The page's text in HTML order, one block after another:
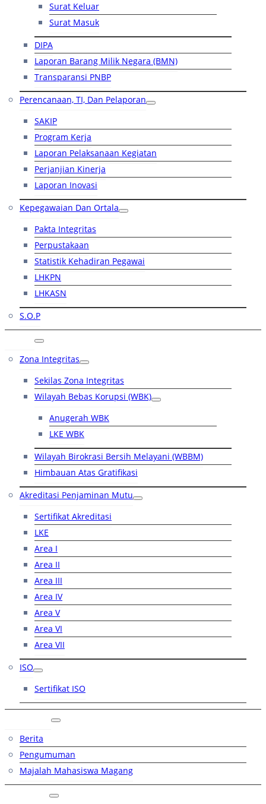
Surat Keluar
Surat Masuk
DIPA
Laporan Barang Milik Negara (BMN)
Transparansi PNBP
Perencanaan, TI, Dan Pelaporan
SAKIP
Program Kerja
Laporan Pelaksanaan Kegiatan
Perjanjian Kinerja
Laporan Inovasi
Kepegawaian Dan Ortala
Pakta Integritas
Perpustakaan
Statistik Kehadiran Pegawai
LHKPN
LHKASN
S.O.P
Zona Integritas
Sekilas Zona Integritas
Wilayah Bebas Korupsi (WBK)
Anugerah WBK
LKE WBK
Wilayah Birokrasi Bersih Melayani (WBBM)
Himbauan Atas Gratifikasi
Akreditasi Penjaminan Mutu
Sertifikat Akreditasi
LKE
Area I
Area II
Area III
Area IV
Area V
Area VI
Area VII
ISO
Sertifikat ISO
Berita
Pengumuman
Majalah Mahasiswa Magang